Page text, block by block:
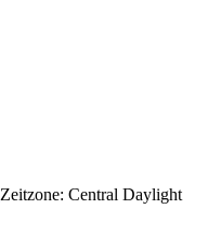
Zeitzone: Central Daylight